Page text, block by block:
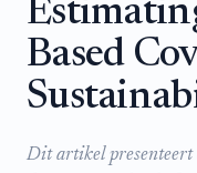
Based
Dit artikel presenteert